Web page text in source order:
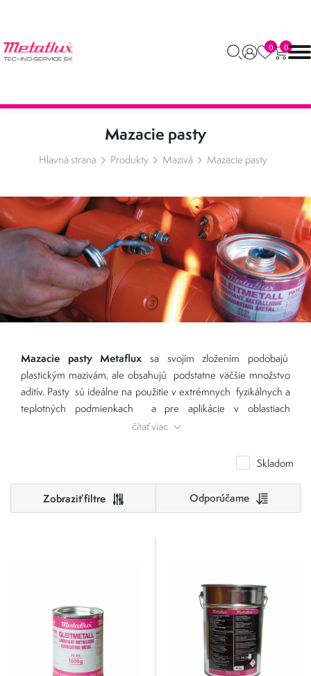
0 0
Mazacie pasty
Hlavná strana Produkty Mazivá Mazacie pasty
Mazacie pasty Metaflux sa svojím zložením podobajú
plastickým mazivám, ale obsahujú podstatne väčšie množstvo
aditív. Pasty sú ideálne na použitie v extrémnych fyzikálnych a
teplotných podmienkach a pre aplikácie v oblastiach
prechodového a medzného trenia. Kým
navyše lepšiukontrolu
Vysokoteplotné
pasty je možné používať až do teploty +1 400°C
. Pri vysokých
teplotách sa síce odparí základový olej, ale
schopnosť mazania
čítať viac
Skladom
Odporúčame
375